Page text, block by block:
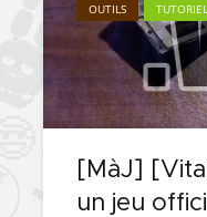
OUTILS
[MàJ]
un jeu